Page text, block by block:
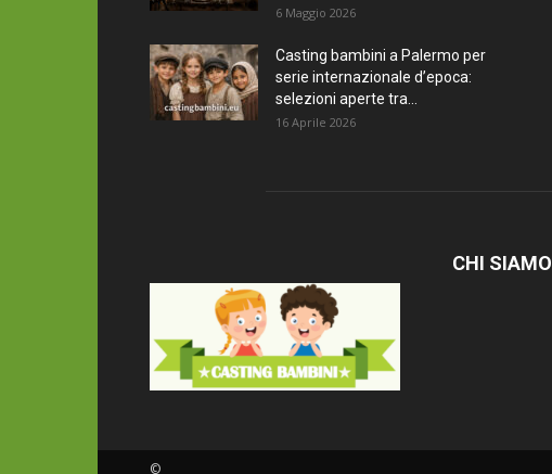
6 Maggio 2026
Casting bambini a Palermo per
serie internazionale d’epoca:
selezioni aperte tra...
16 Aprile 2026
CHI SIAMO
©